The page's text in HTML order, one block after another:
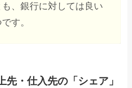
、銀行に対しては良い
す。
先・仕入先の「シェア」